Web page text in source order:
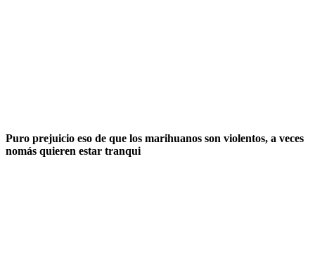
Puro prejuicio eso de que los marihuanos son violentos, a veces
nomás quieren estar tranqui